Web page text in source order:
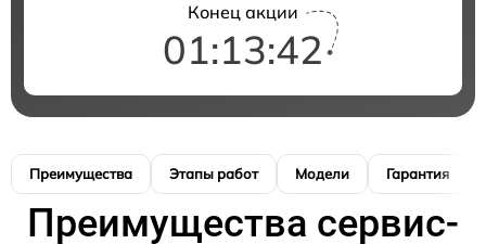
Конец акции
01:13:41
Преимущества Этапы работ Модели Гарантия
Преимущества сервис-